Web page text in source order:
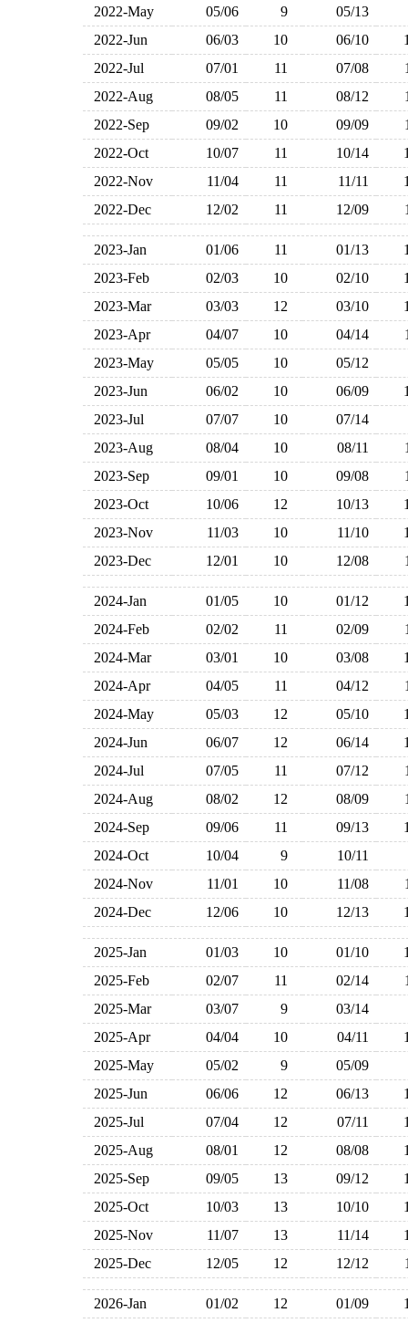
2022-May
05/06 9
05/13
2022-Jun
06/03 10 06/10
2022-Jul
07/01 11 07/08
2022-Aug
08/05 11 08/12
2022-Sep
09/02 10 09/09
2022-Oct
10/07 11 10/14
2022-Nov
11/04 11 11/11
2022-Dec
12/02 11 12/09
2023-Jan 01/06 11 01/13
2023-Feb
02/03 10 02/10
2023-Mar
03/03 12 03/10
2023-Apr
04/07 10 04/14
2023-May
05/05 10
05/12
2023-Jun
06/02 10 06/09
2023-Jul
07/07 10
07/14
2023-Aug
08/04 10 08/11
2023-Sep
09/01 10 09/08
2023-Oct
10/06 12 10/13
2023-Nov
11/03 10 11/10
2023-Dec
12/01 10 12/08
2024-Jan 01/05 10 01/12
2024-Feb
02/02 11 02/09
2024-Mar
03/01 10 03/08
2024-Apr
04/05 11 04/12
2024-May
05/03 12 05/10
2024-Jun
06/07 12 06/14
2024-Jul
07/05 11 07/12
2024-Aug
08/02 12 08/09
2024-Sep
09/06 11 09/13
2024-Oct
10/04 9
10/11
2024-Nov
11/01 10 11/08
2024-Dec
12/06 10 12/13
2025-Jan 01/03 10 01/10
2025-Feb
02/07 11 02/14
2025-Mar
03/07 9
03/14
2025-Apr
04/04 10 04/11
2025-May
05/02 9
05/09
2025-Jun
06/06 12 06/13
2025-Jul
07/04 12 07/11
2025-Aug
08/01 12 08/08
2025-Sep
09/05 13 09/12
2025-Oct
10/03 13 10/10
2025-Nov
11/07 13 11/14
2025-Dec
12/05 12 12/12
2026-Jan 01/02 12 01/09